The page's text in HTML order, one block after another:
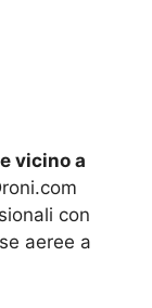
vicino a
con
aeree a